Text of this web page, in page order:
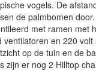
vogels. De
de palmbomen
met ramen met
en 220 volt
op de tuin en de
zijn er nog 2 Hilltop